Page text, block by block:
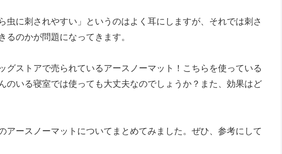
虫に刺されやすい」というのはよく耳にしますが、それでは刺さ
るのかが問題になってきます。
グストアで売られているアースノーマット！こちらを使っている
のいる寝室では使っても大丈夫なのでしょうか？また、効果はど
アースノーマットについてまとめてみました。ぜひ、参考にして